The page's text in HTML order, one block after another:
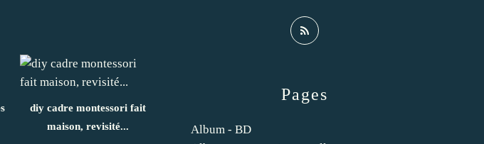
diy cadre montessori fait
maison, revisité...
Pages
Album - BD